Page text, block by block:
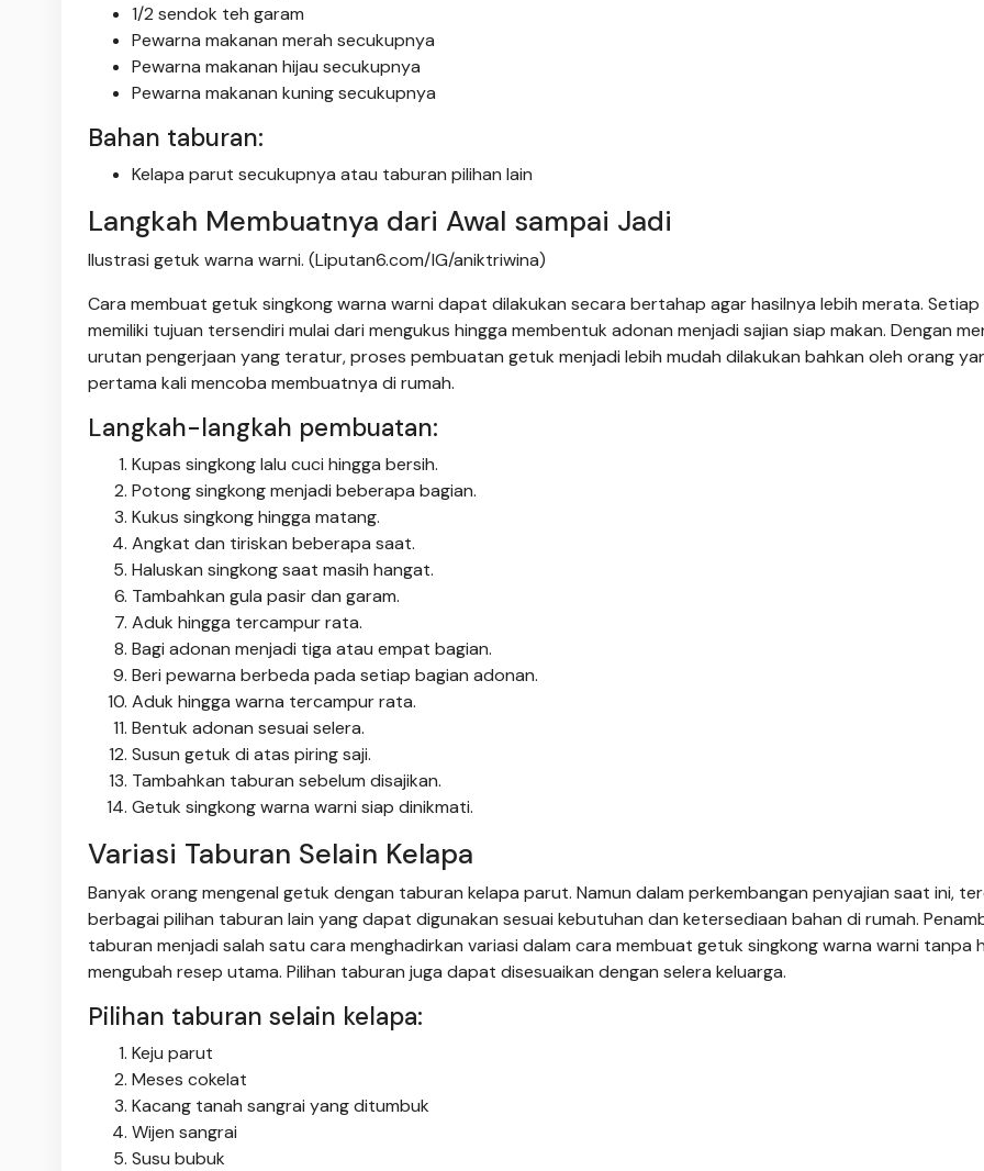
1/2 sendok teh garam
Pewarna makanan merah secukupnya
Pewarna makanan hijau secukupnya
Pewarna makanan kuning secukupnya
Bahan taburan:
Kelapa parut secukupnya atau taburan pilihan lain
Langkah Membuatnya dari Awal sampai Jadi
Ilustrasi getuk warna warni. (Liputan6.com/IG/aniktriwina)
Cara membuat getuk singkong warna warni dapat dilakukan secara bertahap agar hasilnya lebih merata.
memiliki tujuan tersendiri mulai dari mengukus hingga membentuk adonan menjadi sajian siap makan. Dengan
urutan pengerjaan yang teratur, proses pembuatan getuk menjadi lebih mudah dilakukan bahkan oleh orang
pertama kali mencoba membuatnya di rumah.
Langkah-langkah pembuatan:
Kupas singkong lalu cuci hingga bersih.
Potong singkong menjadi beberapa bagian.
Kukus singkong hingga matang.
Angkat dan tiriskan beberapa saat.
Haluskan singkong saat masih hangat.
Tambahkan gula pasir dan garam.
Aduk hingga tercampur rata.
Bagi adonan menjadi tiga atau empat bagian.
Beri pewarna berbeda pada setiap bagian adonan.
Aduk hingga warna tercampur rata.
Bentuk adonan sesuai selera.
Susun getuk di atas piring saji.
Tambahkan taburan sebelum disajikan.
Getuk singkong warna warni siap dinikmati.
Variasi Taburan Selain Kelapa
Banyak orang mengenal getuk dengan taburan kelapa parut. Namun dalam perkembangan penyajian saat ini,
berbagai pilihan taburan lain yang dapat digunakan sesuai kebutuhan dan ketersediaan bahan di rumah.
taburan menjadi salah satu cara menghadirkan variasi dalam cara membuat getuk singkong warna warni tanpa
mengubah resep utama. Pilihan taburan juga dapat disesuaikan dengan selera keluarga.
Pilihan taburan selain kelapa:
Keju parut
Meses cokelat
Kacang tanah sangrai yang ditumbuk
Wijen sangrai
Susu bubuk